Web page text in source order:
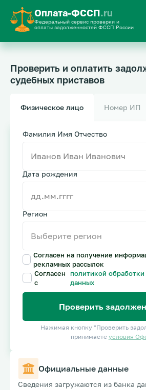
Оплата-ФССП.ru
Федеральный сервис проверки и
оплаты задолженностей ФССП России
Проверить и оплатить
судебных приставов
Физическое лицо Номер ИП
Фамилия Имя Отчество
Дата рождения
Регион
Согласен на получение
рекламных рассылок
Согласен
с
политикой
данных
Проверить
Нажимая кнопку "Проверить
принимаете условия
Официальные данные
Сведения загружаются из банка